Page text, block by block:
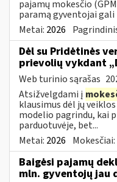
pajamų mokesčio
paramą gyventojai gali
Metai: 2026
Dėl su Pridėtinės
prievolių vykdant
Web turinio sąrašas
Atsižvelgdami į
klausimus dėl jų
modelio pagrindu, kai
parduotuvėje, bet...
Metai: 2026 Mokesčiai:
Baigėsi pajamų
mln. gyventojų jau